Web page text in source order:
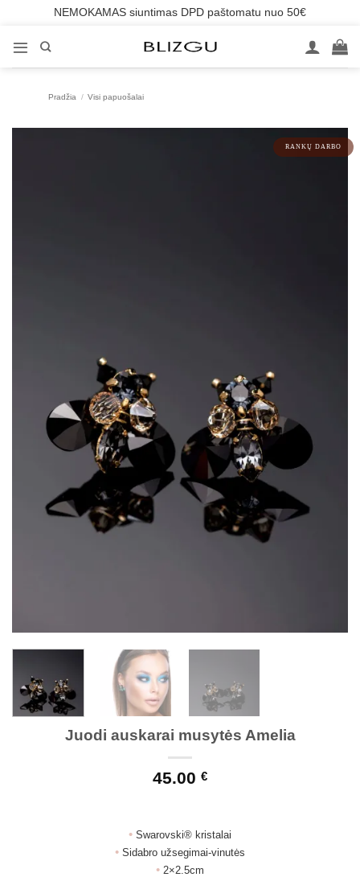
NEMOKAMAS siuntimas DPD paštomatu nuo 50€
content
Pradžia / Visi papuošalai
RANKŲ DARBO
Juodi auskarai musytės Amelia
45.00 €
• Swarovski® kristalai
• Sidabro užsegimai-vinutės
• 2×2.5cm